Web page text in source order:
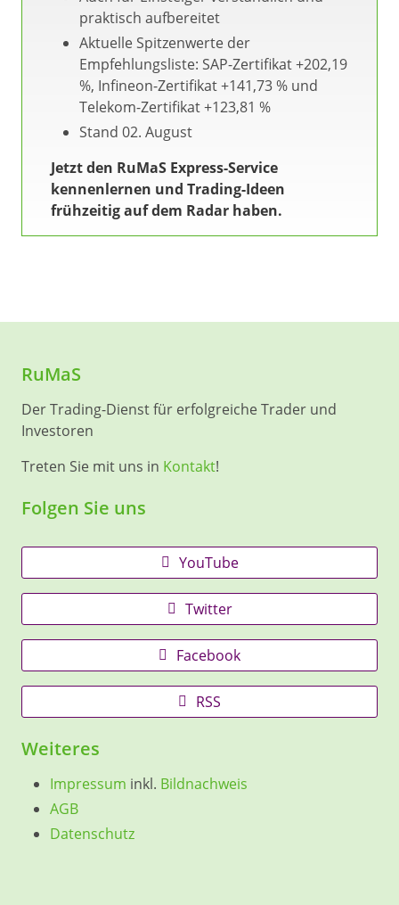
praktisch aufbereitet
Aktuelle Spitzenwerte der
Empfehlungsliste: SAP-Zertifikat +202,19
%, Infineon-Zertifikat +141,73 % und
Telekom-Zertifikat +123,81 %
Stand 02. August
Jetzt den RuMaS Express-Service
kennenlernen und Trading-Ideen
frühzeitig auf dem Radar haben.
RuMaS
Der Trading-Dienst für erfolgreiche Trader und
Investoren
Treten Sie mit uns in Kontakt!
Folgen Sie uns
YouTube
Twitter
Facebook
RSS
Weiteres
Impressum inkl. Bildnachweis
AGB
Datenschutz